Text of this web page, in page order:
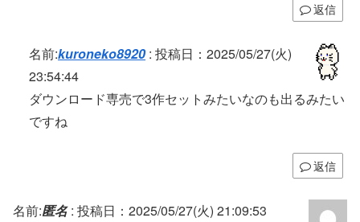
返信
名前:kuroneko8920: 投稿日：2025/05/27(火)
23:54:44
ダウンロード専売で3作セットみたいなのも出るみたい
ですね
返信
名前:匿名: 投稿日：2025/05/27(火) 21:09:53